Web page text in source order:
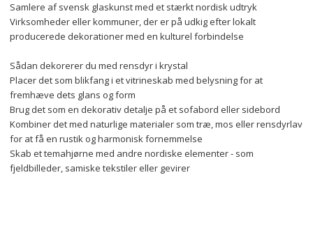
Samlere af svensk glaskunst med et stærkt nordisk udtryk
Virksomheder eller kommuner, der er på udkig efter lokalt
producerede dekorationer med en kulturel forbindelse
Sådan dekorerer du med rensdyr i krystal
Placer det som blikfang i et vitrineskab med belysning for at
fremhæve dets glans og form
Brug det som en dekorativ detalje på et sofabord eller sidebord
Kombiner det med naturlige materialer som træ, mos eller rensdyrlav
for at få en rustik og harmonisk fornemmelse
Skab et temahjørne med andre nordiske elementer - som
fjeldbilleder, samiske tekstiler eller gevirer